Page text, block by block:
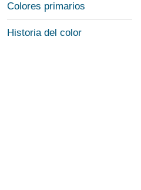
Colores primarios
Historia del color